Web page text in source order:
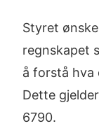
Styret
regnskapet
å forstå hva
Dette
6790.